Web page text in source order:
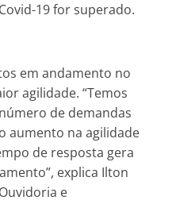
19 for superado.
em andamento no
agilidade. “Temos
de demandas
aumento na agilidade
de resposta gera
explica Ilton
e